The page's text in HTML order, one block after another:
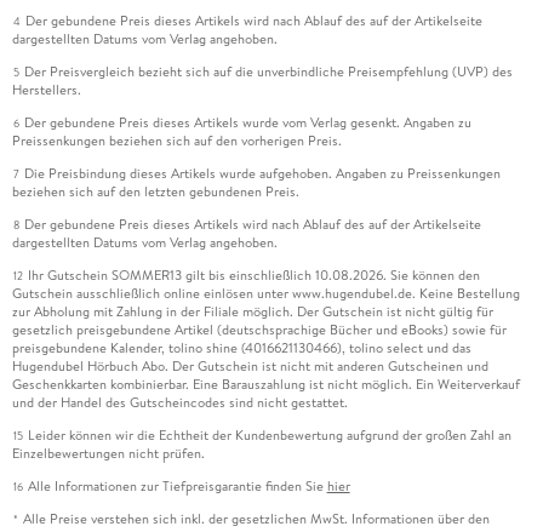
4 Der gebundene Preis dieses Artikels wird nach Ablauf des auf der Artikelseite
dargestellten Datums vom Verlag angehoben.
5 Der Preisvergleich bezieht sich auf die unverbindliche Preisempfehlung (UVP) des
Herstellers.
6 Der gebundene Preis dieses Artikels wurde vom Verlag gesenkt. Angaben zu
Preissenkungen beziehen sich auf den vorherigen Preis.
7 Die Preisbindung dieses Artikels wurde aufgehoben. Angaben zu Preissenkungen
beziehen sich auf den letzten gebundenen Preis.
8 Der gebundene Preis dieses Artikels wird nach Ablauf des auf der Artikelseite
dargestellten Datums vom Verlag angehoben.
12 Ihr Gutschein SOMMER13 gilt bis einschließlich 10.08.2026. Sie können den
Gutschein ausschließlich online einlösen unter www.hugendubel.de. Keine Bestellung
zur Abholung mit Zahlung in der Filiale möglich. Der Gutschein ist nicht gültig für
gesetzlich preisgebundene Artikel (deutschsprachige Bücher und eBooks) sowie für
preisgebundene Kalender, tolino shine (4016621130466), tolino select und das
Hugendubel Hörbuch Abo. Der Gutschein ist nicht mit anderen Gutscheinen und
Geschenkkarten kombinierbar. Eine Barauszahlung ist nicht möglich. Ein Weiterverkauf
und der Handel des Gutscheincodes sind nicht gestattet.
15 Leider können wir die Echtheit der Kundenbewertung aufgrund der großen Zahl an
Einzelbewertungen nicht prüfen.
16 Alle Informationen zur Tiefpreisgarantie finden Sie hier
* Alle Preise verstehen sich inkl. der gesetzlichen MwSt. Informationen über den